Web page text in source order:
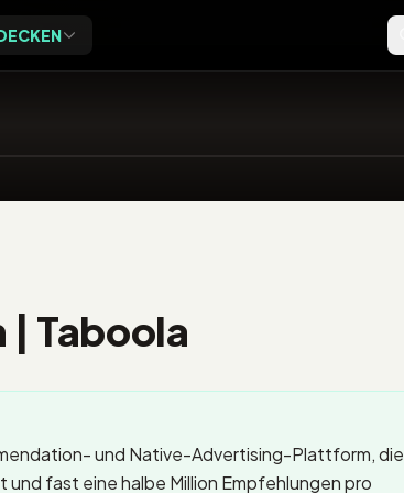
Videos
Vorträge, Tutorials und Archiv
Taboola
und Native-Advertising-Plattform, die
fast eine halbe Million Empfehlungen pro